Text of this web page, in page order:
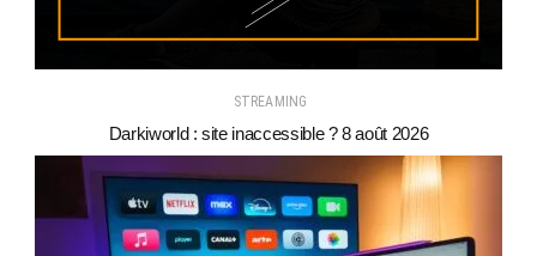
STREAMING
Darkiworld : site inaccessible ? 8 août 2026